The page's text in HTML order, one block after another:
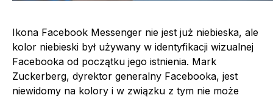
Ikona Facebook Messenger nie jest już niebieska, ale
kolor niebieski był używany w identyfikacji wizualnej
Facebooka od początku jego istnienia. Mark
Zuckerberg, dyrektor generalny Facebooka, jest
niewidomy na kolory i w związku z tym nie może